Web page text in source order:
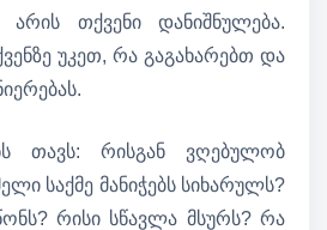
თქვენი დანიშნულება.
უკეთ, რა გაგახარებთ და
თავს: რისგან ვღებულობ
საქმე მანიჭებს სიხარულს?
რისი სწავლა მსურს? რა